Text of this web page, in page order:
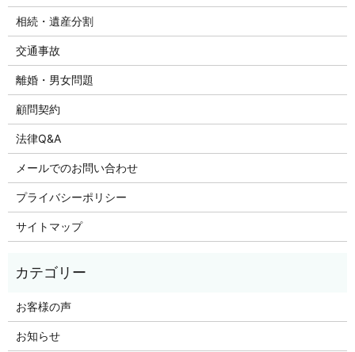
相続・遺産分割
交通事故
離婚・男女問題
顧問契約
法律Q&A
メールでのお問い合わせ
プライバシーポリシー
サイトマップ
お客様の声
お知らせ